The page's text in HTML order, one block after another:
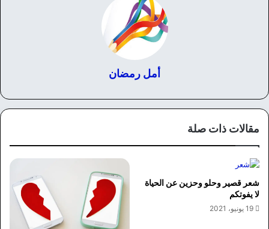
أمل رمضان
مقالات ذات صلة
شعر قصير وحلو وحزين عن الحياة
لا يفوتكم
19 يونيو، 2021